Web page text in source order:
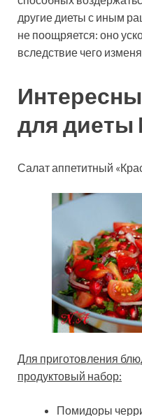
другие диеты с иным
не поощряется: оно
вследствие чего
для диеты
Салат аппетитный
Для приготовления
продуктовый набор:
Помидоры